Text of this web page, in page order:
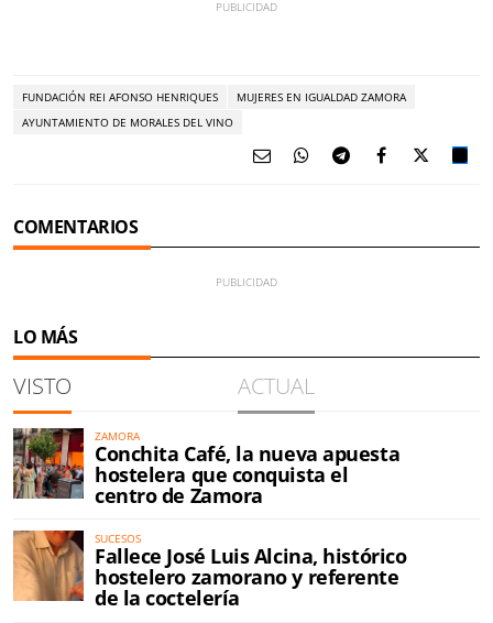
FUNDACIÓN REI AFONSO HENRIQUES
MUJERES EN IGUALDAD ZAMORA
AYUNTAMIENTO DE MORALES DEL VINO
COMENTARIOS
LO MÁS
VISTO ACTUAL
ZAMORA
Conchita Café, la nueva apuesta
hostelera que conquista el
centro de Zamora
SUCESOS
Fallece José Luis Alcina, histórico
hostelero zamorano y referente
de la coctelería